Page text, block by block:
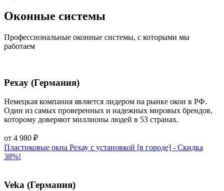
Оконные системы
Профессиональные оконные системы, с которыми мы
работаем
Рехау (Германия)
Немецкая компания является лидером на рынке окон в РФ.
Один из самых проверенных и надежных мировых брендов,
которому доверяют миллионы людей в 53 странах.
от 4 980 ₽
Пластиковые окна Рехау с установкой [в городе] - Cкидка
38%!
Veka (Германия)